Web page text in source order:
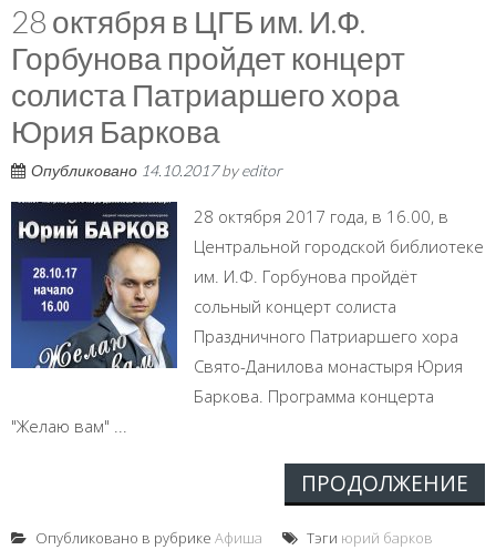
28 октября в ЦГБ им. И.Ф.
Горбунова пройдет концерт
солиста Патриаршего хора
Юрия Баркова
Опубликовано 14.10.2017byeditor
28 октября 2017 года, в 16.00, в
Центральной городской библиотеке
им. И.Ф. Горбунова пройдёт
сольный концерт солиста
Праздничного Патриаршего хора
Свято-Данилова монастыря Юрия
Баркова. Программа концерта
"Желаю вам" ...
ПРОДОЛЖЕНИЕ
Опубликовано в рубрике Афиша Тэги юрий барков